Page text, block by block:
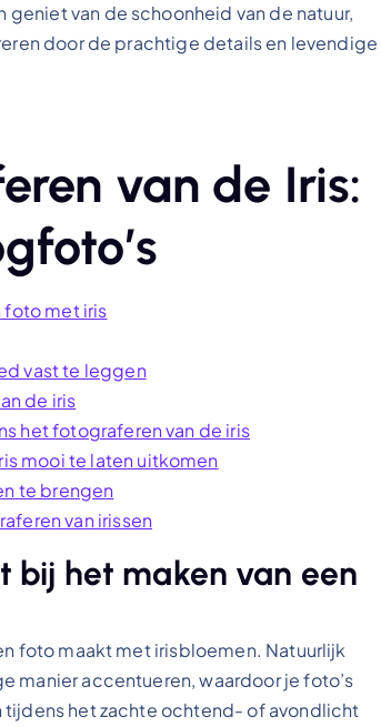
van de schoonheid van de natuur,
door de prachtige details en levendige
van de Iris:
foto met iris
vast te leggen
de iris
het fotograferen van de iris
mooi te laten uitkomen
te brengen
van irissen
bij het maken van een
foto maakt met irisbloemen. Natuurlijk
manier accentueren, waardoor je foto’s
tijdens het zachte ochtend- of avondlicht